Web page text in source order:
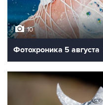
10
Фотохроника 5 августа